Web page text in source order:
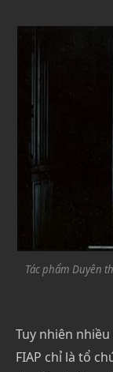
Tác phẩm Duyên
Tuy nhiên
FIAP chỉ là tổ